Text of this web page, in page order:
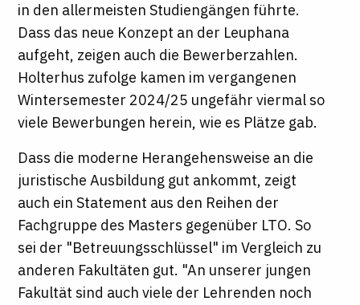
in den allermeisten Studiengängen führte.
Dass das neue Konzept an der Leuphana
aufgeht, zeigen auch die Bewerberzahlen.
Holterhus zufolge kamen im vergangenen
Wintersemester 2024/25 ungefähr viermal so
viele Bewerbungen herein, wie es Plätze gab.
Dass die moderne Herangehensweise an die
juristische Ausbildung gut ankommt, zeigt
auch ein Statement aus den Reihen der
Fachgruppe des Masters gegenüber LTO. So
sei der "Betreuungsschlüssel" im Vergleich zu
anderen Fakultäten gut. "An unserer jungen
Fakultät sind auch viele der Lehrenden noch